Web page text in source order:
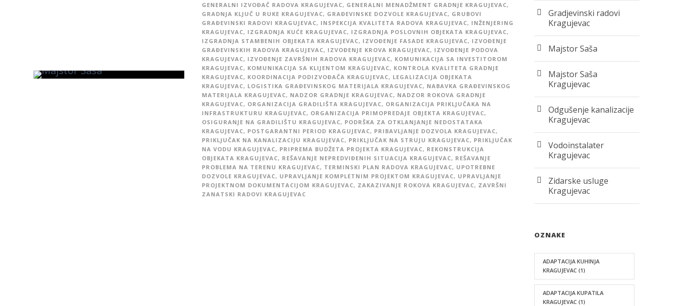
GENERALNI IZVOĐAČ RADOVA KRAGUJEVAC, GENERALNI MENADŽMENT GRADNJE KRAGUJEVAC,
GRADNJA KLJUČ U RUKE KRAGUJEVAC, GRAĐEVINSKE DOZVOLE KRAGUJEVAC, GRUBOVI
GRAĐEVINSKI RADOVI KRAGUJEVAC, INSPEKCIJA KVALITETA RADOVA KRAGUJEVAC, INŽENJERING
KRAGUJEVAC, IZGRADNJA KUĆE KRAGUJEVAC, IZGRADNJA POSLOVNIH OBJEKATA KRAGUJEVAC,
IZGRADNJA STAMBENIH OBJEKATA KRAGUJEVAC, IZVOĐENJE FASADE KRAGUJEVAC, IZVOĐENJE
GRAĐEVINSKIH RADOVA KRAGUJEVAC, IZVOĐENJE KROVA KRAGUJEVAC, IZVOĐENJE PODOVA
KRAGUJEVAC, IZVOĐENJE ZAVRŠNIH RADOVA KRAGUJEVAC, KOMUNIKACIJA SA INVESTITOROM
KRAGUJEVAC, KOMUNIKACIJA SA KLIJENTOM KRAGUJEVAC, KONTROLA KVALITETA GRADNJE
KRAGUJEVAC, KOORDINACIJA PODIZVOĐAČA KRAGUJEVAC, LEGALIZACIJA OBJEKATA
KRAGUJEVAC, LOGISTIKA GRAĐEVINSKOG MATERIJALA KRAGUJEVAC, NABAVKA GRAĐEVINSKOG
MATERIJALA KRAGUJEVAC, NADZOR GRADNJE KRAGUJEVAC, NADZOR ROKOVA GRADNJE
KRAGUJEVAC, ORGANIZACIJA GRADILIŠTA KRAGUJEVAC, ORGANIZACIJA PRIKLJUČAKA NA
INFRASTRUKTURU KRAGUJEVAC, ORGANIZACIJA PRIMOPREDAJE OBJEKTA KRAGUJEVAC,
OSIGURANJE NA GRADILIŠTU KRAGUJEVAC, PODRŠKA ZA OTKLANJANJE NEDOSTATAKA
KRAGUJEVAC, POSTGARANTNI PERIOD KRAGUJEVAC, PRIBAVLJANJE DOZVOLA KRAGUJEVAC,
PRIKLJUČAK NA KANALIZACIJU KRAGUJEVAC, PRIKLJUČAK NA STRUJU KRAGUJEVAC, PRIKLJUČAK
NA VODU KRAGUJEVAC, PRIPREMA BUDŽETA PROJEKTA KRAGUJEVAC, REKONSTRUKCIJA
OBJEKATA KRAGUJEVAC, REŠAVANJE NEPREDVIĐENIH SITUACIJA KRAGUJEVAC, REŠAVANJE
PROBLEMA NA TERENU KRAGUJEVAC, TERMINSKI PLAN RADOVA KRAGUJEVAC, UPOTREBNE
DOZVOLE KRAGUJEVAC, UPRAVLJANJE KOMPLETNIM PROJEKTOM KRAGUJEVAC, UPRAVLJANJE
PROJEKTNOM DOKUMENTACIJOM KRAGUJEVAC, ZAKAZIVANJE ROKOVA KRAGUJEVAC, ZAVRŠNI
ZANATSKI RADOVI KRAGUJEVAC
Gradjevinski radovi
Kragujevac
Majstor Saša
Majstor Saša
Kragujevac
Odgušenje kanalizacije
Kragujevac
Vodoinstalater
Kragujevac
Zidarske usluge
Kragujevac
OZNAKE
ADAPTACIJA KUHINJA
KRAGUJEVAC (1)
ADAPTACIJA KUPATILA
KRAGUJEVAC (1)